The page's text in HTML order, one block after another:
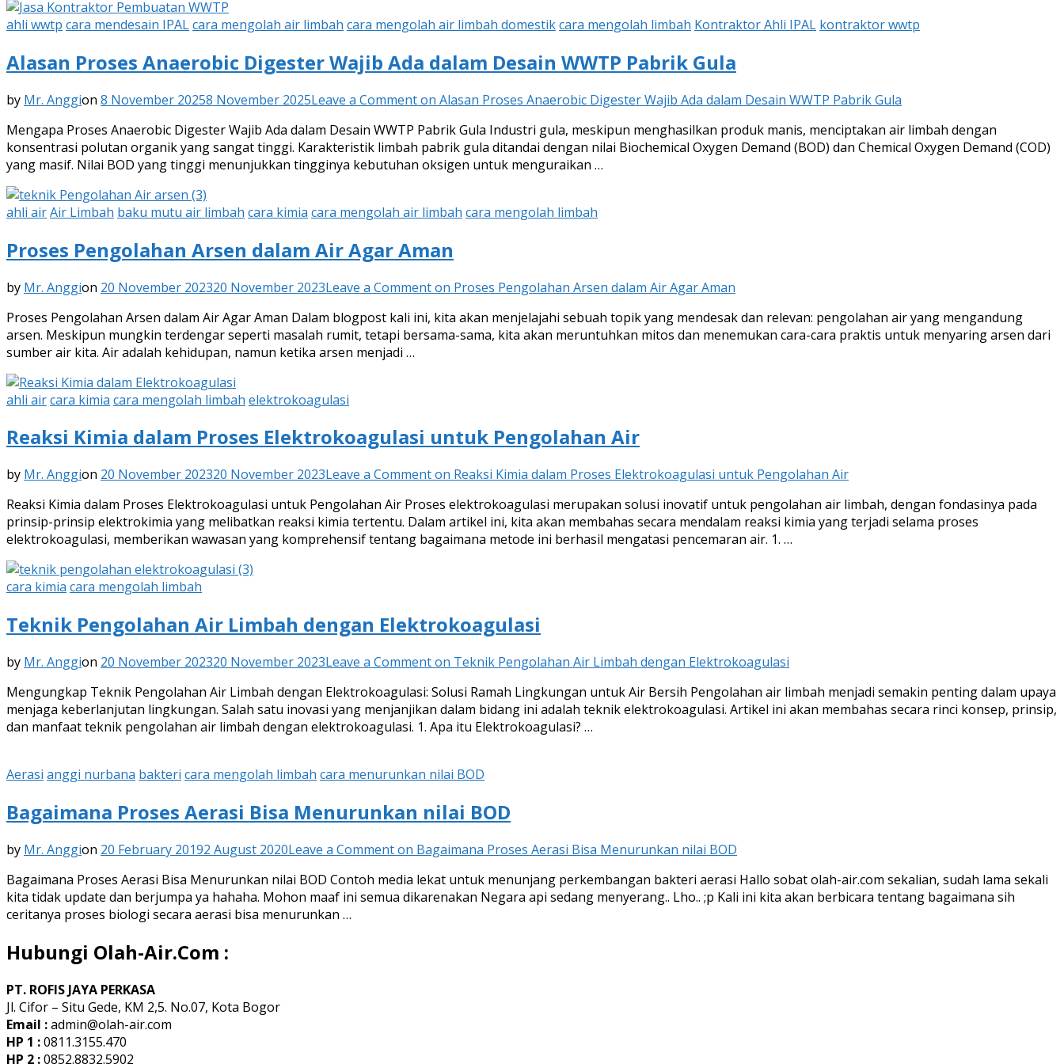
ahli wwtp cara mendesain IPALcara mengolah air limbah cara mengolah air limbah domestikcara mengolah limbah Kontraktor Ahli IPAL kontraktor wwtp
Alasan Proses Anaerobic Digester Wajib Ada dalam Desain WWTP Pabrik Gula
by Mr. Anggion 8 November 20258 November 2025Leave a Commenton Alasan Proses Anaerobic Digester Wajib Ada dalam Desain WWTP Pabrik Gula
Mengapa Proses Anaerobic Digester Wajib Ada dalam Desain WWTP Pabrik Gula Industri gula, meskipun menghasilkan produk manis, menciptakan air limbah dengan
konsentrasi polutan organik yang sangat tinggi. Karakteristik limbah pabrik gula ditandai dengan nilai Biochemical Oxygen Demand (BOD) dan Chemical Oxygen Demand (COD)
yang masif. Nilai BOD yang tinggi menunjukkan tingginya kebutuhan oksigen untuk menguraikan …
ahli airAir Limbah baku mutu air limbah cara kimia cara mengolah air limbah cara mengolah limbah
Proses Pengolahan Arsen dalam Air Agar Aman
by Mr. Anggion 20 November 202320 November 2023Leave a Commenton Proses Pengolahan Arsen dalam Air Agar Aman
Proses Pengolahan Arsen dalam Air Agar Aman Dalam blogpost kali ini, kita akan menjelajahi sebuah topik yang mendesak dan relevan: pengolahan air yang mengandung
arsen. Meskipun mungkin terdengar seperti masalah rumit, tetapi bersama-sama, kita akan meruntuhkan mitos dan menemukan cara-cara praktis untuk menyaring arsen dari
sumber air kita. Air adalah kehidupan, namun ketika arsen menjadi …
ahli aircara kimia cara mengolah limbah elektrokoagulasi
Reaksi Kimia dalam Proses Elektrokoagulasi untuk Pengolahan Air
by Mr. Anggion 20 November 202320 November 2023Leave a Commenton Reaksi Kimia dalam Proses Elektrokoagulasi untuk Pengolahan Air
Reaksi Kimia dalam Proses Elektrokoagulasi untuk Pengolahan Air Proses elektrokoagulasi merupakan solusi inovatif untuk pengolahan air limbah, dengan fondasinya pada
prinsip-prinsip elektrokimia yang melibatkan reaksi kimia tertentu. Dalam artikel ini, kita akan membahas secara mendalam reaksi kimia yang terjadi selama proses
elektrokoagulasi, memberikan wawasan yang komprehensif tentang bagaimana metode ini berhasil mengatasi pencemaran air. 1. …
cara kimia cara mengolah limbah
Teknik Pengolahan Air Limbah dengan Elektrokoagulasi
by Mr. Anggion 20 November 202320 November 2023Leave a Commenton Teknik Pengolahan Air Limbah dengan Elektrokoagulasi
Mengungkap Teknik Pengolahan Air Limbah dengan Elektrokoagulasi: Solusi Ramah Lingkungan untuk Air Bersih Pengolahan air limbah menjadi semakin penting dalam upaya
menjaga keberlanjutan lingkungan. Salah satu inovasi yang menjanjikan dalam bidang ini adalah teknik elektrokoagulasi. Artikel ini akan membahas secara rinci konsep, prinsip,
dan manfaat teknik pengolahan air limbah dengan elektrokoagulasi. 1. Apa itu Elektrokoagulasi? …
Aerasi anggi nurbana bakteri cara mengolah limbah cara menurunkan nilai BOD
Bagaimana Proses Aerasi Bisa Menurunkan nilai BOD
by Mr. Anggion 20 February 20192 August 2020Leave a Commenton Bagaimana Proses Aerasi Bisa Menurunkan nilai BOD
Bagaimana Proses Aerasi Bisa Menurunkan nilai BOD Contoh media lekat untuk menunjang perkembangan bakteri aerasi Hallo sobat olah-air.com sekalian, sudah lama sekali
kita tidak update dan berjumpa ya hahaha. Mohon maaf ini semua dikarenakan Negara api sedang menyerang.. Lho.. ;p Kali ini kita akan berbicara tentang bagaimana sih
ceritanya proses biologi secara aerasi bisa menurunkan …
Hubungi Olah-Air.Com :
PT. ROFIS JAYA PERKASA
Jl. Cifor – Situ Gede, KM 2,5. No.07, Kota Bogor
Email :admin@olah-air.com
HP 1 :0811.3155.470
HP 2 :0852.8832.5902